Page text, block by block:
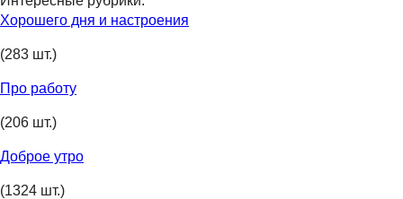
Хорошего дня и настроения
(283 шт.)
Про работу
(206 шт.)
Доброе утро
(1324 шт.)